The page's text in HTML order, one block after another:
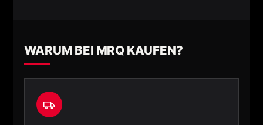
WARUM BEI MRQ KAUFEN?